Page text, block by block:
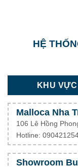
HỆ
KHU
Malloca Nha
106 Lê Hồng
Hotline:
Showroom